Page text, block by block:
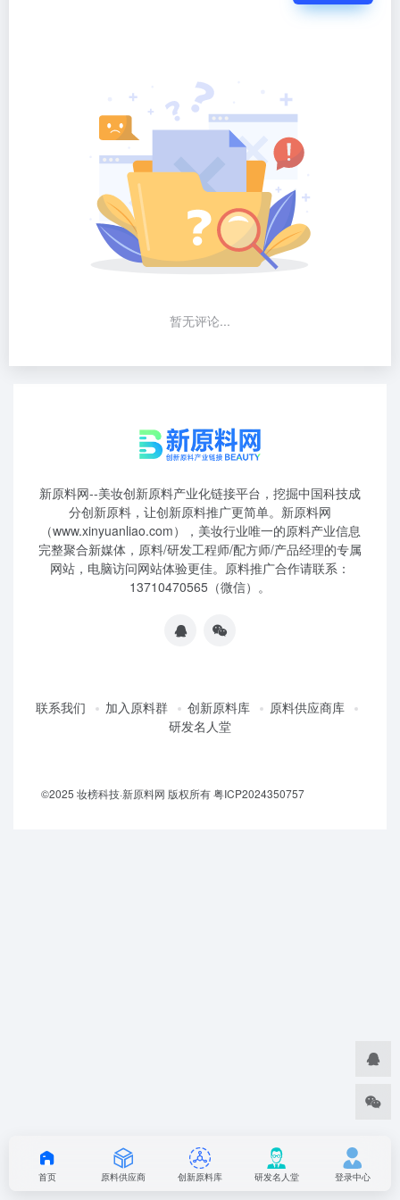
暂无评论...
13710470565（微信）。
联系我们 加入原料群 创新原料库
原料供应商库
研发名人堂
©2025 妆榜科技·新原料网 版权所有 粤ICP2024350757
首页 原料供应商 创新原料库 研发名人堂 登录中心